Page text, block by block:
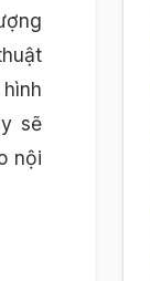
sẽ
nội